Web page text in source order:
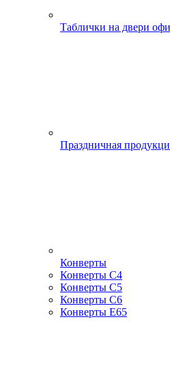
Таблички на двери
Праздничная
Конверты
Конверты С4
Конверты С5
Конверты С6
Конверты Е65